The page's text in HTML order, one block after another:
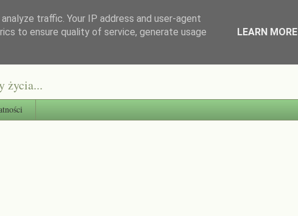
życia...
traffic. Your IP address and user-agent
to ensure quality of service, generate usage
LEARN MORE